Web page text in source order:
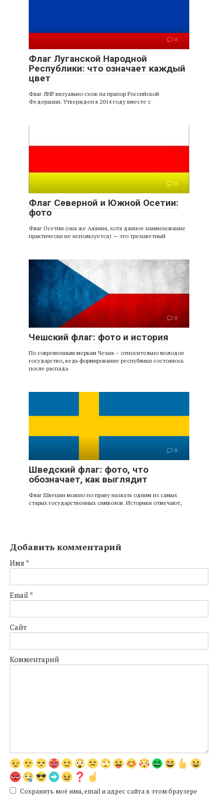
0
Флаг Луганской Народной
Республики: что означает каждый
цвет
Флаг ЛНР визуально схож на прапор Российской
Федерации. Утвержден в 2014 году вместе с
0
Флаг Северной и Южной Осетии:
фото
Флаг Осетии (она же Алания, хотя данное наименование
практически не используется) — это трехцветный
0
Чешский флаг: фото и история
По современным меркам Чехия – относительно молодое
государство, ведь формирование республики состоялось
после распада
0
Шведский флаг: фото, что
обозначает, как выглядит
Флаг Швеции можно по праву назвать одним из самых
старых государственных символов. Историки отмечают,
Добавить комментарий
Имя *
Email *
Сайт
Комментарий
Сохранить моё имя, email и адрес сайта в этом браузере